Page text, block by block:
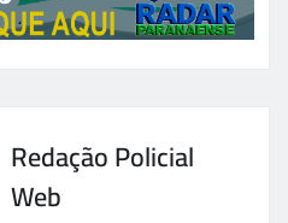
Redação Policial
Web